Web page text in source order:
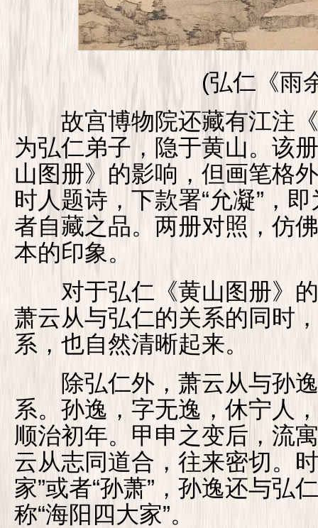
(弘仁《雨
故宫博物院还藏有江注《
为弘仁弟子，隐于黄山。该
山图册》的影响，但画笔格
时人题诗，下款署“允凝”，
者自藏之品。两册对照，仿
本的印象。
对于弘仁《黄山图册》的
萧云从与弘仁的关系的同时
系，也自然清晰起来。
除弘仁外，萧云从与孙逸
系。孙逸，字无逸，休宁人
顺治初年。甲申之变后，流
云从志同道合，往来密切。
家”或者“孙萧”，孙逸还与弘
称“海阳四大家”。